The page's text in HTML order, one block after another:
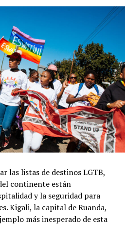
las listas de destinos LGTB,
continente están
y la seguridad para
Kigali, la capital de Ruanda,
más inesperado de esta